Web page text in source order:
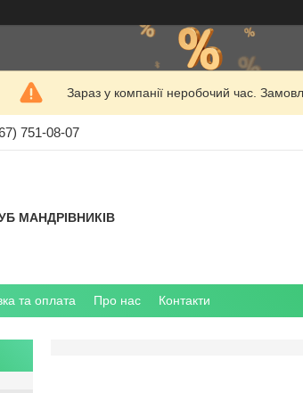
Зараз у компанії неробочий час.
751-08-07
МАНДРІВНИКІВ
та оплата Про нас Контакти